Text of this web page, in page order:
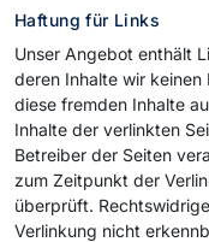
Haftung für Links
Unser Angebot enthält
deren Inhalte wir keinen
diese fremden Inhalte
Inhalte der verlinkten
Betreiber der Seiten
zum Zeitpunkt der
überprüft.
Verlinkung nicht